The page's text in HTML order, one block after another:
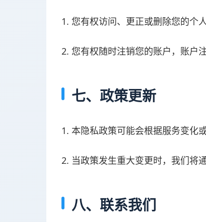
1. 您有权访问、更正或删除您的个
2. 您有权随时注销您的账户，账户
七、政策更新
1. 本隐私政策可能会根据服务变化
2. 当政策发生重大变更时，我们将
八、联系我们